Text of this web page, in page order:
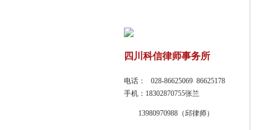
四川科信律师事务所
电话： 028-86625069 86625178
手机：18302870755张兰
13980970988（邱律师）